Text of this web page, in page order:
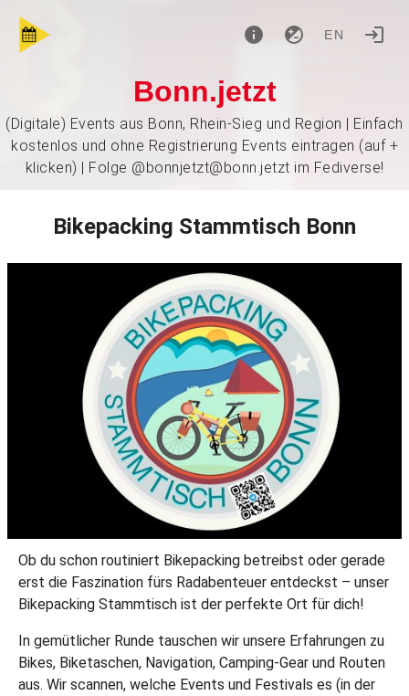
EN
Bonn.jetzt
(Digitale) Events aus Bonn, Rhein-Sieg und Region | Einfach
kostenlos und ohne Registrierung Events eintragen (auf +
klicken) | Folge @bonnjetzt@bonn.jetzt im Fediverse!
Bikepacking Stammtisch Bonn
Ob du schon routiniert Bikepacking betreibst oder gerade
erst die Faszination fürs Radabenteuer entdeckst – unser
Bikepacking Stammtisch ist der perfekte Ort für dich!
In gemütlicher Runde tauschen wir unsere Erfahrungen zu
Bikes, Biketaschen, Navigation, Camping-Gear und Routen
aus. Wir scannen, welche Events und Festivals es (in der